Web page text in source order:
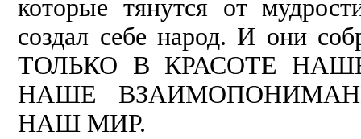
которые тянутся от
создал себе народ. И они
ТОЛЬКО В КРАСОТЕ
НАШЕ
НАШ МИР.